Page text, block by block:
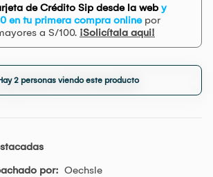
de Crédito Sip desde la web y
en tu primera compra onlinepor
a S/100. ¡Solicítala aqui!
2 personas viendo este producto
por: Oechsle